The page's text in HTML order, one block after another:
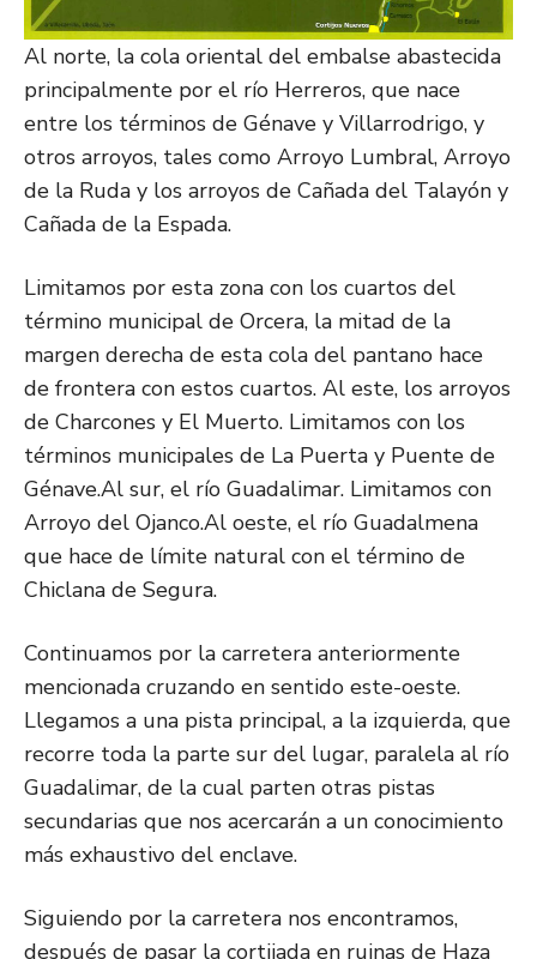
Al norte, la cola oriental del embalse abastecida
principalmente por el río Herreros, que nace
entre los términos de Génave y Villarrodrigo, y
otros arroyos, tales como Arroyo Lumbral, Arroyo
de la Ruda y los arroyos de Cañada del Talayón y
Cañada de la Espada.
Limitamos por esta zona con los cuartos del
término municipal de Orcera, la mitad de la
margen derecha de esta cola del pantano hace
de frontera con estos cuartos. Al este, los arroyos
de Charcones y El Muerto. Limitamos con los
términos municipales de La Puerta y Puente de
Génave.Al sur, el río Guadalimar. Limitamos con
Arroyo del Ojanco.Al oeste, el río Guadalmena
que hace de límite natural con el término de
Chiclana de Segura.
Continuamos por la carretera anteriormente
mencionada cruzando en sentido este-oeste.
Llegamos a una pista principal, a la izquierda, que
recorre toda la parte sur del lugar, paralela al río
Guadalimar, de la cual parten otras pistas
secundarias que nos acercarán a un conocimiento
más exhaustivo del enclave.
Siguiendo por la carretera nos encontramos,
después de pasar la cortijada en ruinas de Haza